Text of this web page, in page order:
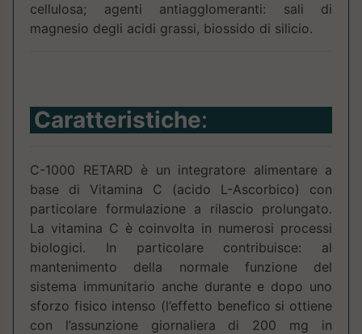
cellulosa; agenti antiagglomeranti: sali di
magnesio degli acidi grassi, biossido di silicio.
Caratteristiche:
C-1000 RETARD è un integratore alimentare a
base di Vitamina C (acido L-Ascorbico) con
particolare formulazione a rilascio prolungato.
La vitamina C è coinvolta in numerosi processi
biologici. In particolare contribuisce: al
mantenimento della normale funzione del
sistema immunitario anche durante e dopo uno
sforzo fisico intenso (l’effetto benefico si ottiene
con l’assunzione giornaliera di 200 mg in